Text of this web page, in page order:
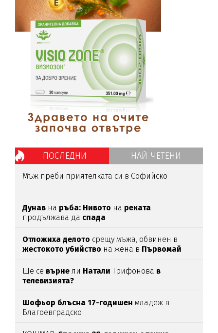
ПОСЛЕДНИ НАЙ-ЧЕТЕНИ
Мъж преби приятелката си в Софийско
Дунав на ръба: Нивото на реката
продължава да спада
Отложиха делото срещу мъжа, обвинен в
жестокото убийство на жена в Първомай
Ще се върнели НаталиТрифонова в
телевизията?
Шофьор блъсна 17-годишенмладеж в
Благоевградско